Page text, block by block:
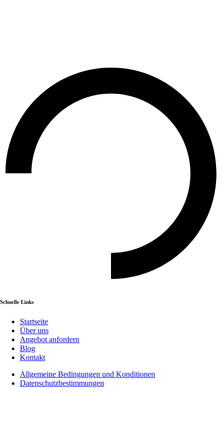
Schnelle Links
Startseite
Über uns
Angebot anfordern
Blog
Kontakt
Allgemeine Bedingungen und Konditionen
Datenschutzbestimmungen